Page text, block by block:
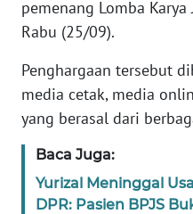
pemenang Lomba
Rabu (25/09).
Penghargaan tersebut
media cetak, media
yang berasal dari
Baca Juga:
Yurizal Meninggal
DPR: Pasien BPJS
KARIR
DISCLAIMER
Wahana
Regional
WN